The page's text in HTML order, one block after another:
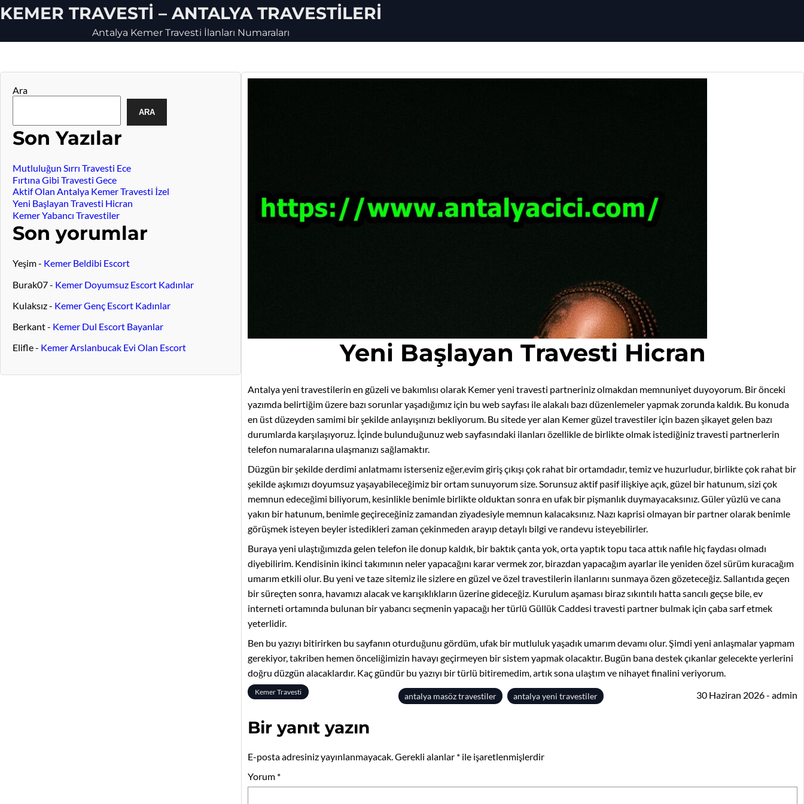
Skip
to
KEMER TRAVESTI – ANTALYA TRAVESTILERI
Antalya Kemer Travesti İlanları Numaraları
Widget
article
Ara
ARA
Son Yazılar
Mutluluğun Sırrı Travesti Ece
Fırtına Gibi Travesti Gece
Aktif Olan Antalya Kemer Travesti İzel
Yeni Başlayan Travesti Hicran
Kemer Yabancı Travestiler
Son yorumlar
Yeşim- Kemer Beldibi Escort
Burak07- Kemer Doyumsuz Escort Kadınlar
Kulaksız- Kemer Genç Escort Kadınlar
Berkant- Kemer Dul Escort Bayanlar
Elifle- Kemer Arslanbucak Evi Olan Escort Yeni Başlayan Travesti Hicran
Antalya yeni travestilerin en güzeli ve bakımlısı olarak Kemer yeni travesti partneriniz olmakdan memnuniyet duyoyorum. Bir önceki
yazımda belirtiğim üzere bazı sorunlar yaşadığımız için bu web sayfası ile alakalı bazı düzenlemeler yapmak zorunda kaldık. Bu konuda
en üst düzeyden samimi bir şekilde anlayışınızı bekliyorum. Bu sitede yer alan Kemer güzel travestiler için bazen şikayet gelen bazı
durumlarda karşılaşıyoruz. İçinde bulunduğunuz web sayfasındaki ilanları özellikle de birlikte olmak istediğiniz travesti partnerlerin
telefon numaralarına ulaşmanızı sağlamaktır.
Düzgün bir şekilde derdimi anlatmamı isterseniz eğer,evim giriş çıkışı çok rahat bir ortamdadır, temiz ve huzurludur, birlikte çok rahat bir
şekilde aşkımızı doyumsuz yaşayabileceğimiz bir ortam sunuyorum size. Sorunsuz aktif pasif ilişkiye açık, güzel bir hatunum, sizi çok
memnun edeceğimi biliyorum, kesinlikle benimle birlikte olduktan sonra en ufak bir pişmanlık duymayacaksınız. Güler yüzlü ve cana
yakın bir hatunum, benimle geçireceğiniz zamandan ziyadesiyle memnun kalacaksınız. Nazı kaprisi olmayan bir partner olarak benimle
görüşmek isteyen beyler istedikleri zaman çekinmeden arayıp detaylı bilgi ve randevu isteyebilirler.
Buraya yeni ulaştığımızda gelen telefon ile donup kaldık, bir baktık çanta yok, orta yaptık topu taca attık nafile hiç faydası olmadı
diyebilirim. Kendisinin ikinci takımının neler yapacağını karar vermek zor, birazdan yapacağım ayarlar ile yeniden özel sürüm kuracağım
umarım etkili olur. Bu yeni ve taze sitemiz ile sizlere en güzel ve özel travestilerin ilanlarını sunmaya özen gözeteceğiz. Sallantıda geçen
bir süreçten sonra, havamızı alacak ve karışıklıkların üzerine gideceğiz. Kurulum aşaması biraz sıkıntılı hatta sancılı geçse bile, ev
interneti ortamında bulunan bir yabancı seçmenin yapacağı her türlü Güllük Caddesi travesti partner bulmak için çaba sarf etmek
yeterlidir.
Ben bu yazıyı bitirirken bu sayfanın oturduğunu gördüm, ufak bir mutluluk yaşadık umarım devamı olur. Şimdi yeni anlaşmalar yapmam
gerekiyor, takriben hemen önceliğimizin havayı geçirmeyen bir sistem yapmak olacaktır. Bugün bana destek çıkanlar gelecekte yerlerini
doğru düzgün alacaklardır. Kaç gündür bu yazıyı bir türlü bitiremedim, artık sona ulaştım ve nihayet finalini veriyorum.
Kemer Travesti antalya masöz travestiler antalya yeni travestiler 30 Haziran 2026 - admin
Bir yanıt yazın
E-posta adresiniz yayınlanmayacak.Gerekli alanlar * ile işaretlenmişlerdir
Yorum *